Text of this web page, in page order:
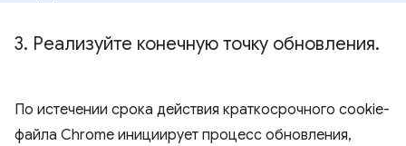
3. Реализуйте конечную точку обновления.
По истечении срока действия краткосрочного cookie-
файла Chrome инициирует процесс обновления,